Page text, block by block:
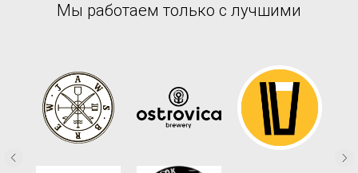
Мы работаем только с лучшими